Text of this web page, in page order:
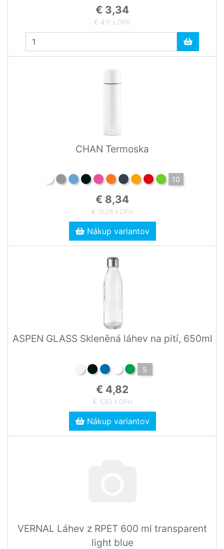
€ 3,34
€ 4,11 s DPH
CHAN Termoska
10
€ 8,34
€ 10,26 s DPH
Nákup variantov
ASPEN GLASS Skleněná láhev na pití, 650ml
5
€ 4,82
€ 5,93 s DPH
Nákup variantov
VERNAL Láhev z RPET 600 ml transparent
light blue